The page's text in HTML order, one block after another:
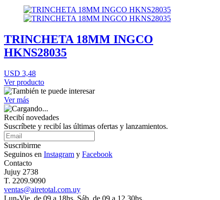
TRINCHETA 18MM INGCO
HKNS28035
USD 3,48
Ver producto
Ver más
Recibí novedades
Suscríbete y recibí las últimas ofertas y lanzamientos.
Suscribirme
Seguinos en Instagram y Facebook
Contacto
Jujuy 2738
T. 2209.9090
ventas@airetotal.com.uy
Lun-Vie. de 09 a 18hs. Sáb. de 09 a 12.30hs.